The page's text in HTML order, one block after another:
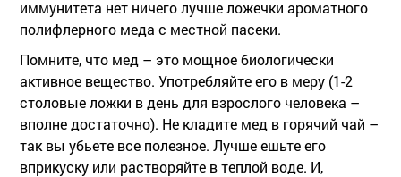
иммунитета нет ничего лучше ложечки ароматного
полифлерного меда с местной пасеки.
Помните, что мед – это мощное биологически
активное вещество. Употребляйте его в меру (1-2
столовые ложки в день для взрослого человека –
вполне достаточно). Не кладите мед в горячий чай –
так вы убьете все полезное. Лучше ешьте его
вприкуску или растворяйте в теплой воде. И,